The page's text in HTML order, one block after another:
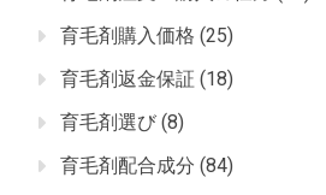
育毛剤購入価格 (25)
育毛剤返金保証 (18)
育毛剤選び (8)
育毛剤配合成分 (84)